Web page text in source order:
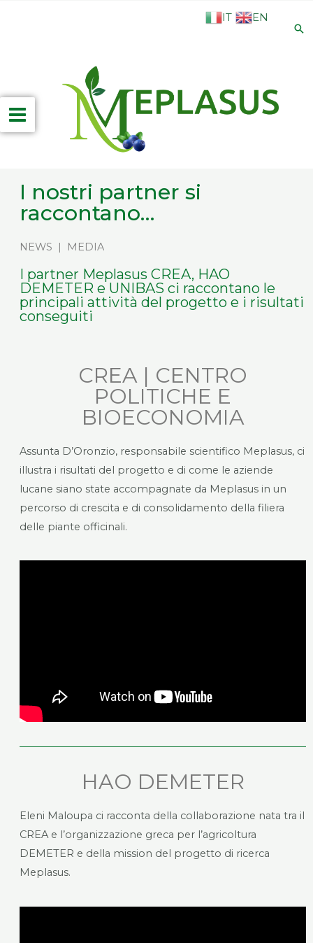
IT EN
Menu
I nostri partner si
raccontano…
NEWS | MEDIA
I partner Meplasus CREA, HAO
DEMETER e UNIBAS ci raccontano le
principali attività del progetto e i risultati
conseguiti
CREA | CENTRO
POLITICHE E
BIOECONOMIA
Assunta D’Oronzio, responsabile scientifico Meplasus, ci
illustra i risultati del progetto e di come le aziende
lucane siano state accompagnate da Meplasus in un
percorso di crescita e di consolidamento della filiera
delle piante officinali.
HAO DEMETER
Eleni Maloupa ci racconta della collaborazione nata tra il
CREA e l’organizzazione greca per l’agricoltura
DEMETER e della mission del progetto di ricerca
Meplasus.